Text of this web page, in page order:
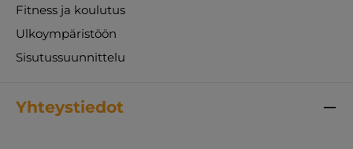
Fitness ja koulutus
Ulkoympäristöön
Sisutussuunnittelu
Yhteystiedot